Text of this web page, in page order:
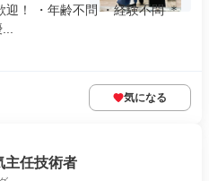
迎！ ・年齢不問 ・経験不問 ＊
気になる
主任技術者